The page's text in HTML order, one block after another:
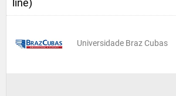
line)
Universidade Braz Cubas